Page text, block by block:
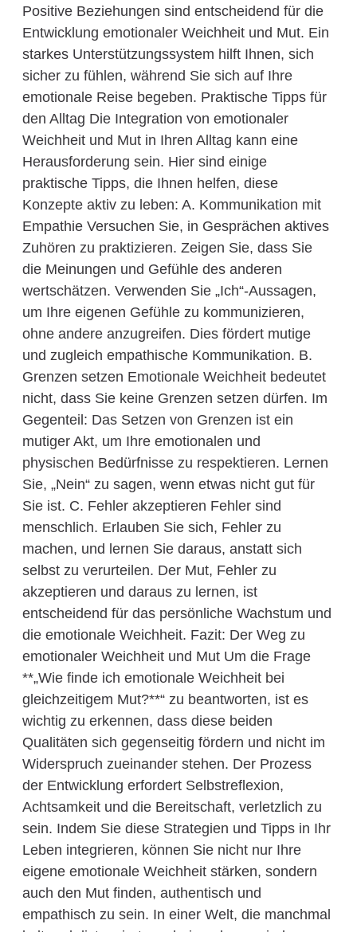
Positive Beziehungen sind entscheidend für die
Entwicklung emotionaler Weichheit und Mut. Ein
starkes Unterstützungssystem hilft Ihnen, sich
sicher zu fühlen, während Sie sich auf Ihre
emotionale Reise begeben. Praktische Tipps für
den Alltag Die Integration von emotionaler
Weichheit und Mut in Ihren Alltag kann eine
Herausforderung sein. Hier sind einige
praktische Tipps, die Ihnen helfen, diese
Konzepte aktiv zu leben: A. Kommunikation mit
Empathie Versuchen Sie, in Gesprächen aktives
Zuhören zu praktizieren. Zeigen Sie, dass Sie
die Meinungen und Gefühle des anderen
wertschätzen. Verwenden Sie „Ich“-Aussagen,
um Ihre eigenen Gefühle zu kommunizieren,
ohne andere anzugreifen. Dies fördert mutige
und zugleich empathische Kommunikation. B.
Grenzen setzen Emotionale Weichheit bedeutet
nicht, dass Sie keine Grenzen setzen dürfen. Im
Gegenteil: Das Setzen von Grenzen ist ein
mutiger Akt, um Ihre emotionalen und
physischen Bedürfnisse zu respektieren. Lernen
Sie, „Nein“ zu sagen, wenn etwas nicht gut für
Sie ist. C. Fehler akzeptieren Fehler sind
menschlich. Erlauben Sie sich, Fehler zu
machen, und lernen Sie daraus, anstatt sich
selbst zu verurteilen. Der Mut, Fehler zu
akzeptieren und daraus zu lernen, ist
entscheidend für das persönliche Wachstum und
die emotionale Weichheit. Fazit: Der Weg zu
emotionaler Weichheit und Mut Um die Frage
**„Wie finde ich emotionale Weichheit bei
gleichzeitigem Mut?**“ zu beantworten, ist es
wichtig zu erkennen, dass diese beiden
Qualitäten sich gegenseitig fördern und nicht im
Widerspruch zueinander stehen. Der Prozess
der Entwicklung erfordert Selbstreflexion,
Achtsamkeit und die Bereitschaft, verletzlich zu
sein. Indem Sie diese Strategien und Tipps in Ihr
Leben integrieren, können Sie nicht nur Ihre
eigene emotionale Weichheit stärken, sondern
auch den Mut finden, authentisch und
empathisch zu sein. In einer Welt, die manchmal